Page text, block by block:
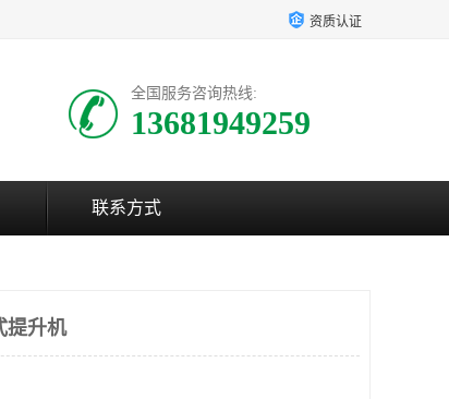
资质认证
全国服务咨询热线:
13681949259
联系方式
提升机